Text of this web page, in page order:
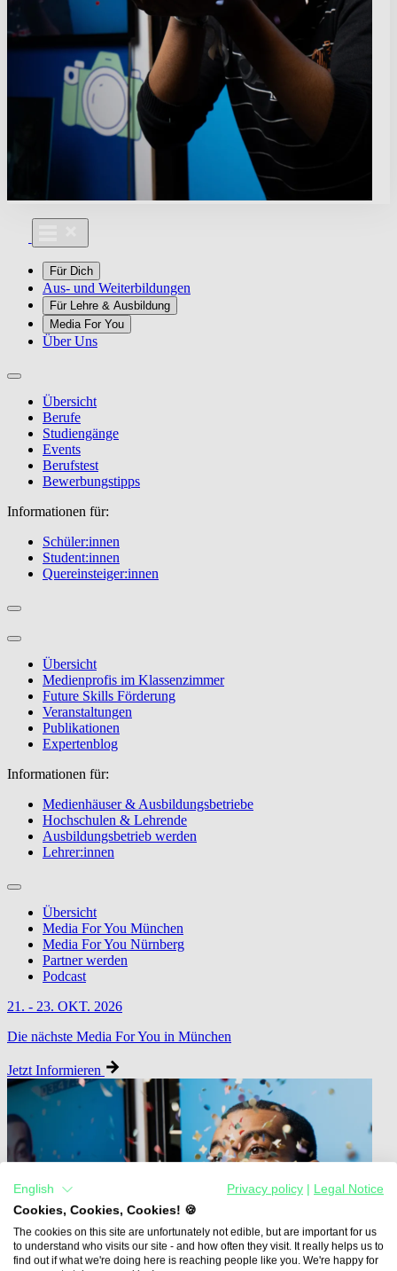
Für Dich
Aus- und Weiterbildungen
Für Lehre & Ausbildung
Media For You
Über Uns
Übersicht
Berufe
Studiengänge
Events
Berufstest
Bewerbungstipps
Informationen für:
Schüler:innen
Student:innen
Quereinsteiger:innen
Übersicht
Medienprofis im Klassenzimmer
Future Skills Förderung
Veranstaltungen
Publikationen
Expertenblog
Informationen für:
Medienhäuser & Ausbildungsbetriebe
Hochschulen & Lehrende
Ausbildungsbetrieb werden
Lehrer:innen
Übersicht
Media For You München
Media For You Nürnberg
Partner werden
Podcast
21. - 23. OKT. 2026
Die nächste Media For You in München
Jetzt Informieren
English Privacy policy
Legal Notice
Cookies, Cookies, Cookies! 🍪
The cookies on this site are unfortunately not edible, but are important for us
to understand who visits our site - and how often they visit. It really helps us to
find out if what we're doing here is reaching people like you. We're happy for